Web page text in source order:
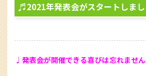
♬2021年発表会がスタートしま
♩発表会が開催できる喜びは忘れませ